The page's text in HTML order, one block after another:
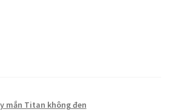
mắn Titan không đen